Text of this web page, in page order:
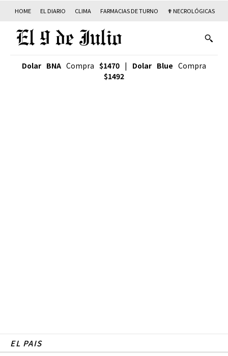
HOME EL DIARIO CLIMA FARMACIAS DE TURNO ✟ NECROLÓGICAS
Dolar BNA Compra $1470 | Dolar Blue Compra
$1492
EL PAIS